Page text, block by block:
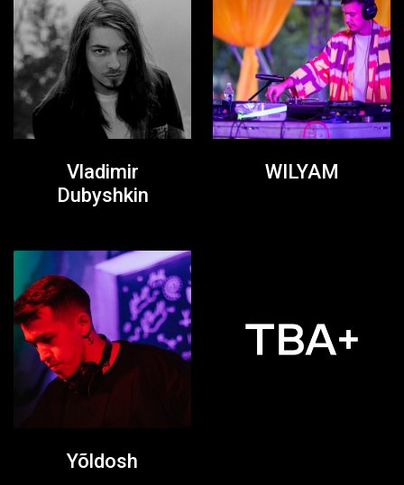
Vladimir
Dubyshkin
WILYAM
Yõldosh